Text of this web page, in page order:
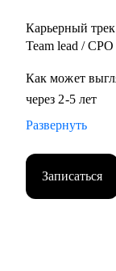
Карьерный
Team lead / CPO
Как может
через 2-5 лет
Развернуть
Записаться